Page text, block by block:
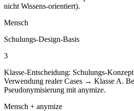
nicht Wissens-orientiert).
Mensch
Schulungs-Design-Basis
3
Klasse-Entscheidung: Schulungs-
Verwendung realer Cases → Klasse A.
Pseudonymisierung mit anymize.
Mensch + anymize